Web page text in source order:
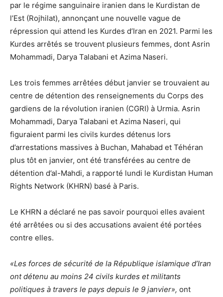
par le régime sanguinaire iranien dans le Kurdistan de
l’Est (Rojhilat), annonçant une nouvelle vague de
répression qui attend les Kurdes d’Iran en 2021. Parmi les
Kurdes arrêtés se trouvent plusieurs femmes, dont Asrin
Mohammadi, Darya Talabani et Azima Naseri.
Les trois femmes arrêtées début janvier se trouvaient au
centre de détention des renseignements du Corps des
gardiens de la révolution iranien (CGRI) à Urmia. Asrin
Mohammadi, Darya Talabani et Azima Naseri, qui
figuraient parmi les civils kurdes détenus lors
d’arrestations massives à Buchan, Mahabad et Téhéran
plus tôt en janvier, ont été transférées au centre de
détention d’al-Mahdi, a rapporté lundi le Kurdistan Human
Rights Network (KHRN) basé à Paris.
Le KHRN a déclaré ne pas savoir pourquoi elles avaient
été arrêtées ou si des accusations avaient été portées
contre elles.
«Les forces de sécurité de la République islamique d’Iran
ont détenu au moins 24 civils kurdes et militants
politiques à travers le pays depuis le 9 janvier», ont